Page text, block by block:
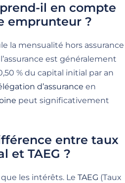
il en compte
emprunteur ?
la mensualité hors assurance
est généralement
% du capital initial par an
d’assurance en
peut significativement
entre taux
et TAEG ?
les intérêts. Le TAEG (Taux